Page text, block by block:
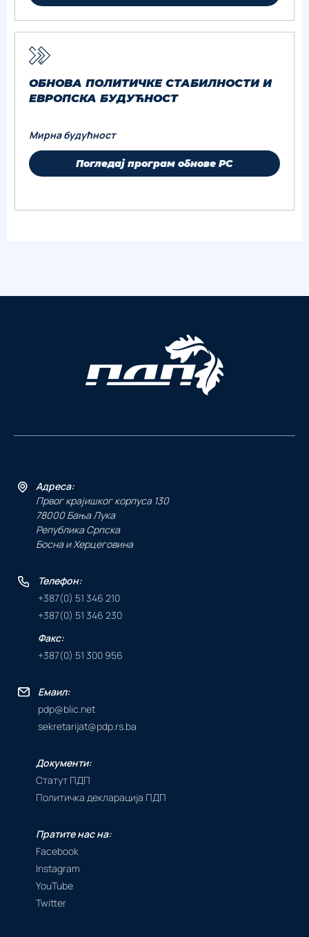
ОБНОВА ПОЛИТИЧКЕ СТАБИЛНОСТИ И
ЕВРОПСКА БУДУЋНОСТ
Мирна будућност
Погледај програм обнове РС
Адреса:
Првог крајишког корпуса 130
78000 Бања Лука
Република Српска
Босна и Херцеговина
Телефон:
+387(0) 51 346 210
+387(0) 51 346 230
Факс:
+387(0) 51 300 956
Емаил:
pdp@blic.net
sekretarijat@pdp.rs.ba
Документи:
Статут ПДП
Политичка декларација ПДП
Пратите нас на:
Facebook
Instagram
YouTube
Twitter